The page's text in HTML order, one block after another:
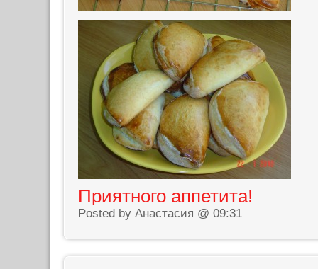
Приятного аппетита!
Posted by Анастасия @ 09:31